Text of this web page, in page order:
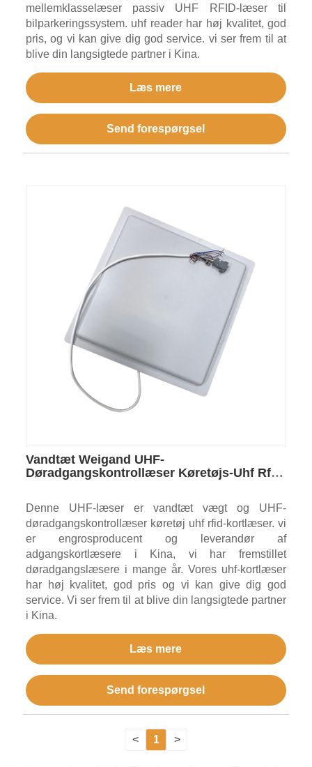
mellemklasselæser passiv UHF RFID-læser til
bilparkeringssystem. uhf reader har høj kvalitet, god
pris, og vi kan give dig god service. vi ser frem til at
blive din langsigtede partner i Kina.
Læs mere
Send forespørgsel
Vandtæt Weigand UHF-
Døradgangskontrollæser Køretøjs-Uhf Rfid-
Denne UHF-læser er vandtæt vægt og UHF-
døradgangskontrollæser køretøj uhf rfid-kortlæser. vi
er engrosproducent og leverandør af
adgangskortlæsere i Kina, vi har fremstillet
døradgangslæsere i mange år. Vores uhf-kortlæser
har høj kvalitet, god pris og vi kan give dig god
service. Vi ser frem til at blive din langsigtede partner
i Kina.
Læs mere
Send forespørgsel
< 1 >